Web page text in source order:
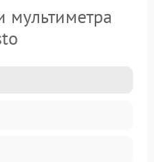
мультиметра